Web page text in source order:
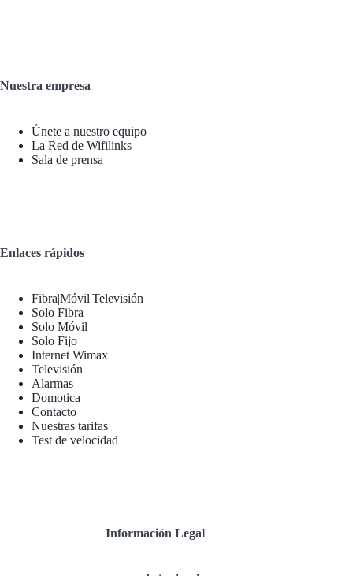
Nuestra empresa
Únete a nuestro equipo
La Red de Wifilinks
Sala de prensa
Enlaces rápidos
Fibra|Móvil|Televisión
Solo Fibra
Solo Móvil
Solo Fijo
Internet Wimax
Televisión
Alarmas
Domotica
Contacto
Nuestras tarifas
Test de velocidad
Información Legal